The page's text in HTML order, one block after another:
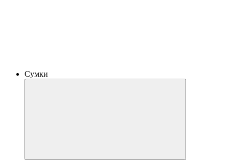
Сумки